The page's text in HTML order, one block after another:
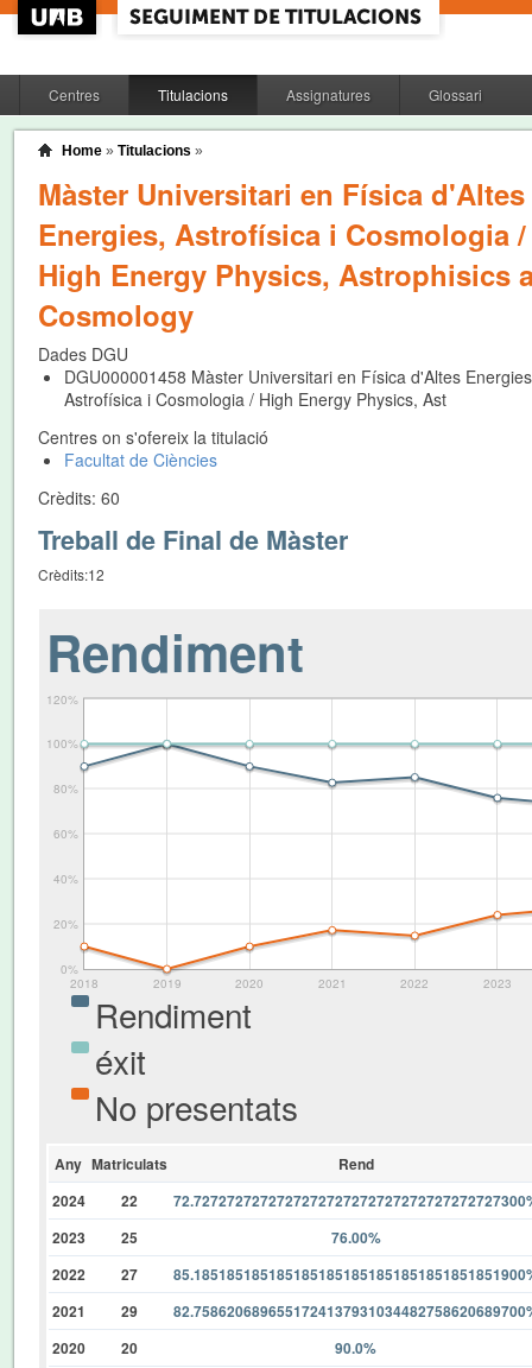
Centres Titulacions Assignatures Glossari
Home » Titulacions »
Màster Universitari en Física d'Altes
Energies, Astrofísica i Cosmologia /
High Energy Physics, Astrophisics
Cosmology
Dades DGU
DGU000001458 Màster Universitari en Física d'Altes
Astrofísica i Cosmologia / High Energy Physics, Ast
Centres on s'ofereix la titulació
Facultat de Ciències
Crèdits: 60
Treball de Final de Màster
Crèdits:12
Rendiment
2018 2019 2020 2021 2022 2023
0%
20%
40%
60%
80%
100%
120%
Rendiment
éxit
No presentats
Any Matriculats
Rend
2024
22
2023
25
76.00%
2022
27
2021
29
2020
20
90.0%